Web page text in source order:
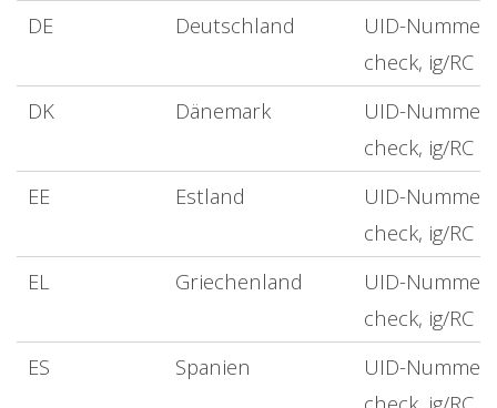
DE
Deutschland
UID-Nummer
check, ig/RC
DK
Dänemark
UID-Nummer
check, ig/RC
EE
Estland
UID-Nummer
check, ig/RC
EL
Griechenland
UID-Nummer
check, ig/RC
ES
Spanien
UID-Nummer